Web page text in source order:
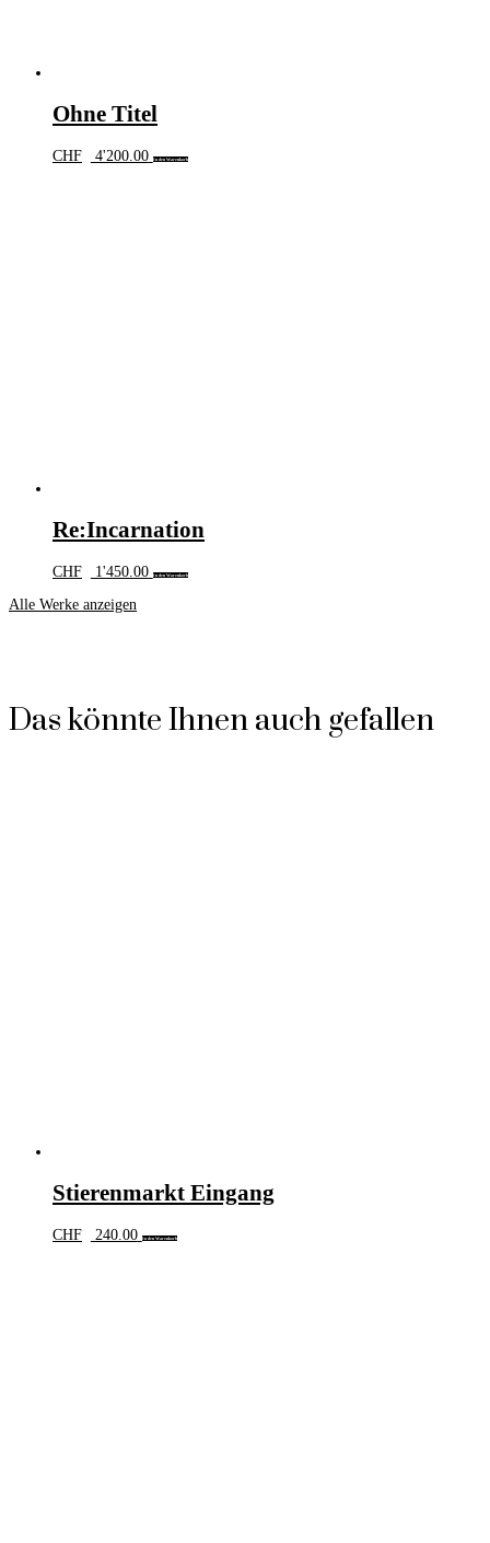
Ohne Titel
CHF 4'200.00 In den Warenkorb
Re:Incarnation
CHF 1'450.00 In den Warenkorb
Alle Werke anzeigen
Das könnte Ihnen auch gefallen
Stierenmarkt Eingang
CHF 240.00 In den Warenkorb